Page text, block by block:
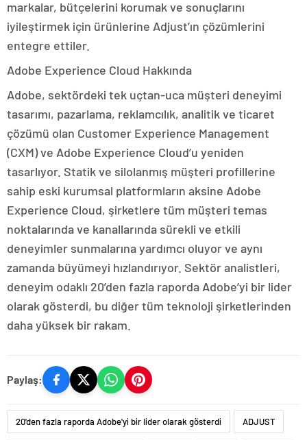
markalar, bütçelerini korumak ve sonuçlarını
iyileştirmek için ürünlerine Adjust’ın çözümlerini
entegre ettiler.
Adobe Experience Cloud Hakkında
Adobe, sektördeki tek uçtan-uca müşteri deneyimi
tasarımı, pazarlama, reklamcılık, analitik ve ticaret
çözümü olan Customer Experience Management
(CXM) ve Adobe Experience Cloud’u yeniden
tasarlıyor. Statik ve silolanmış müşteri profillerine
sahip eski kurumsal platformların aksine Adobe
Experience Cloud, şirketlere tüm müşteri temas
noktalarında ve kanallarında sürekli ve etkili
deneyimler sunmalarına yardımcı oluyor ve aynı
zamanda büyümeyi hızlandırıyor. Sektör analistleri,
deneyim odaklı 20’den fazla raporda Adobe’yi bir lider
olarak gösterdi, bu diğer tüm teknoloji şirketlerinden
daha yüksek bir rakam.
Paylaş:
20'den fazla raporda Adobe'yi bir lider olarak gösterdi ADJUST